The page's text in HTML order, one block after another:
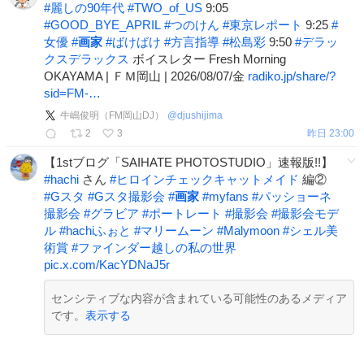
#麗しの90年代 #TWO_of_US 9:05
#GOOD_BYE_APRIL #つのけん #東京レポート 9:25 #
女優 #画家 #ばけばけ #方言指導 #松島彩 9:50 #デラッ
クスデラックス ボイスレター Fresh Morning
OKAYAMA | ＦＭ岡山 | 2026/08/07/金 radiko.jp/share/?
sid=FM-…
牛嶋俊明（FM岡山DJ） @djushijima
2
3 昨日 23:00
【1stブログ「SAIHATE PHOTOSTUDIO」速報版!!】
#hachi さん #ヒロインチェックキャットメイド 編②
#Gスタ #Gスタ撮影会 #画家 #myfans #パッショーネ
撮影会 #グラビア #ポートレート #撮影会 #撮影会モデ
ル #hachiふぉと #マリームーン #Malymoon #シェル美
術賞 #ファインダー越しの私の世界
pic.x.com/KacYDNaJ5r
センシティブな内容が含まれている可能性のあるメディア
です。 表示する